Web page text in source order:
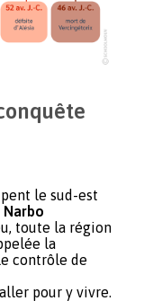
le sud-est
Narbo
toute la région
la
contrôle de
pour y vivre.